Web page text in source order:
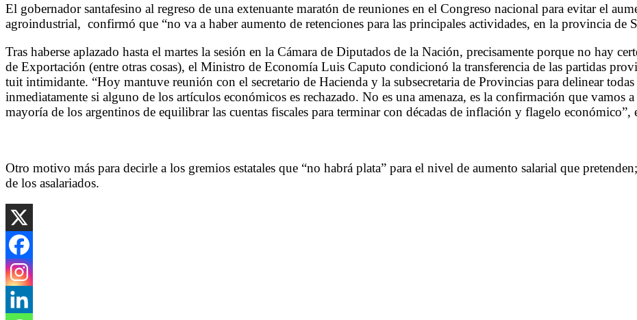
El gobernador santafesino al regreso de una extenuante maratón de reuniones en el Congreso nacional para evitar el
agroindustrial, confirmó que “no va a haber aumento de retenciones para las principales actividades, en la provincia de
Tras haberse aplazado hasta el martes la sesión en la Cámara de Diputados de la Nación, precisamente porque no hay
de Exportación (entre otras cosas), el Ministro de Economía Luis Caputo condicionó la transferencia de las partidas
tuit intimidante. “Hoy mantuve reunión con el secretario de Hacienda y la subsecretaria de Provincias para delinear
inmediatamente si alguno de los artículos económicos es rechazado. No es una amenaza, es la confirmación que vamos
mayoría de los argentinos de equilibrar las cuentas fiscales para terminar con décadas de inflación y flagelo
Otro motivo más para decirle a los gremios estatales que “no habrá plata” para el nivel de aumento salarial que
de los asalariados.